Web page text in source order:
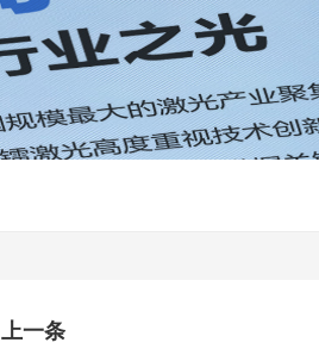
上一条